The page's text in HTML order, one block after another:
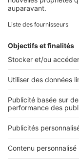
Retrouvez-nous sur ...
L'ENTREPRISE
Qui sommes-nous ?
Nous contacter
Nous recrutons
NOS APPLICATIONS
Découvrez nos